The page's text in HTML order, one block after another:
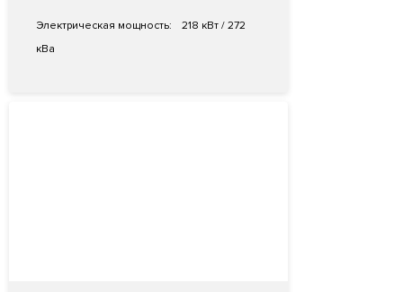
Электрическая мощность:
218 кВт / 272
кВа